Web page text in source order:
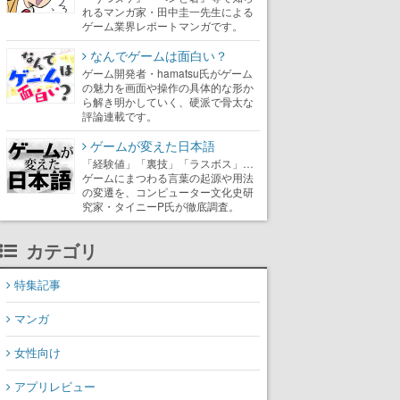
れるマンガ家・田中圭一先生による
ゲーム業界レポートマンガです。
なんでゲームは面白い？
ゲーム開発者・hamatsu氏がゲーム
の魅力を画面や操作の具体的な形か
ら解き明かしていく、硬派で骨太な
評論連載です。
ゲームが変えた日本語
「経験値」「裏技」「ラスボス」…
ゲームにまつわる言葉の起源や用法
の変遷を、コンピューター文化史研
究家・タイニーP氏が徹底調査。
カテゴリ
特集記事
マンガ
女性向け
アプリレビュー